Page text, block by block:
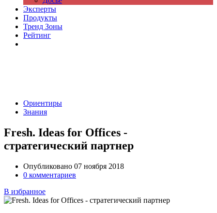
Эксперты
Продукты
Тренд Зоны
Рейтинг
Ориентиры
Знания
Fresh. Ideas for Offices -
стратегический партнер
Опубликовано 07 ноября 2018
0 комментариев
В избранное